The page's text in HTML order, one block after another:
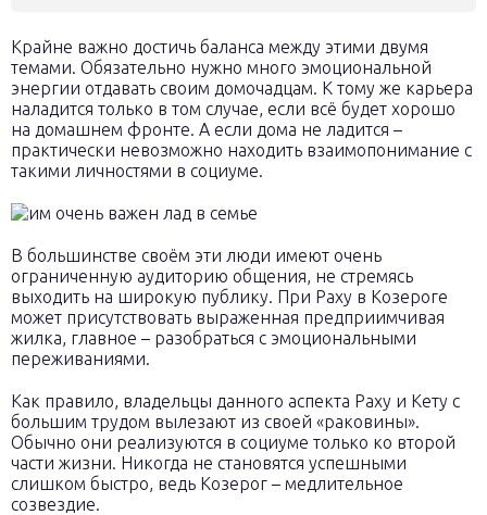
Крайне важно достичь баланса между этими двумя
темами. Обязательно нужно много эмоциональной
энергии отдавать своим домочадцам. К тому же карьера
наладится только в том случае, если всё будет хорошо
на домашнем фронте. А если дома не ладится –
практически невозможно находить взаимопонимание с
такими личностями в социуме.
В большинстве своём эти люди имеют очень
ограниченную аудиторию общения, не стремясь
выходить на широкую публику. При Раху в Козероге
может присутствовать выраженная предприимчивая
жилка, главное – разобраться с эмоциональными
переживаниями.
Как правило, владельцы данного аспекта Раху и Кету с
большим трудом вылезают из своей «раковины».
Обычно они реализуются в социуме только ко второй
части жизни. Никогда не становятся успешными
слишком быстро, ведь Козерог – медлительное
созвездие.